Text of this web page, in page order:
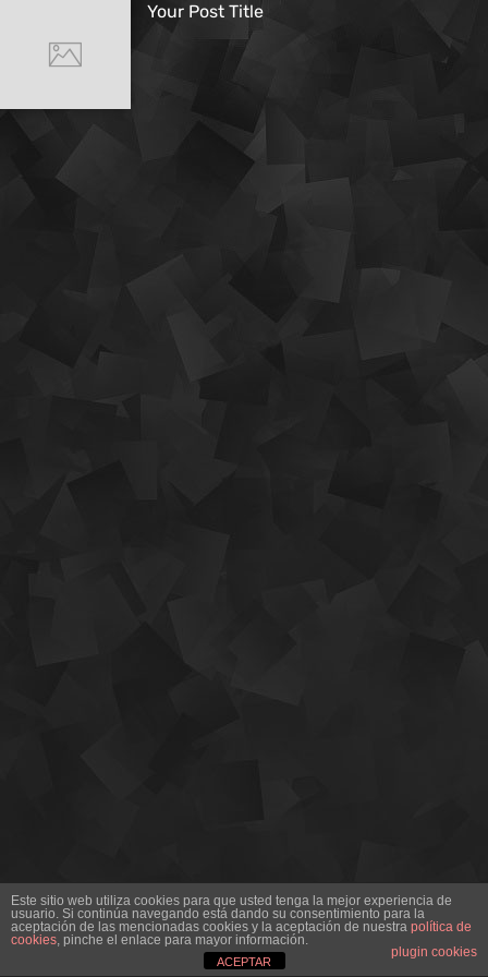
Your Post Title
Este sitio web utiliza cookies para que usted tenga la mejor experiencia de
usuario. Si continúa navegando está dando su consentimiento para la
aceptación de las mencionadas cookies y la aceptación de nuestra política de
cookies, pinche el enlace para mayor información.
plugin cookies
ACEPTAR